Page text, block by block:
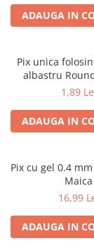
Cutii pentru
Caiete școlare și
Caiete
Caiete muzică
Caiete tip I, II și III
Rezerve pentru
Blocuri de desen
Hârtie pentru
Accesorii
ADAUGA IN
Pix unica
albastru
1,89
ADAUGA IN
Pix cu gel 0.4
Maica
16,99
ADAUGA IN